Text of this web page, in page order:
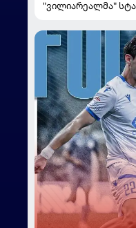
"ვილიარეალმა"